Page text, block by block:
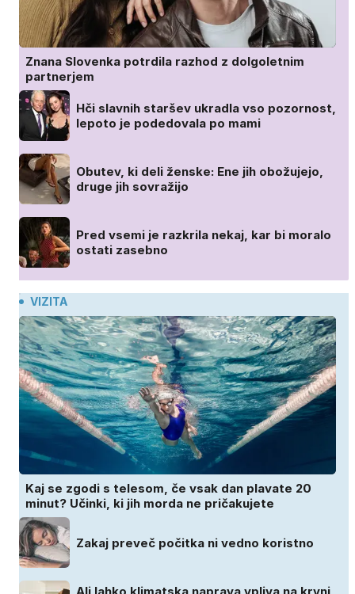
Znana Slovenka potrdila razhod z dolgoletnim
partnerjem
Hči slavnih staršev ukradla vso pozornost,
lepoto je podedovala po mami
Obutev, ki deli ženske: Ene jih obožujejo,
druge jih sovražijo
Pred vsemi je razkrila nekaj, kar bi moralo
ostati zasebno
VIZITA
Kaj se zgodi s telesom, če vsak dan plavate 20
minut? Učinki, ki jih morda ne pričakujete
Zakaj preveč počitka ni vedno koristno